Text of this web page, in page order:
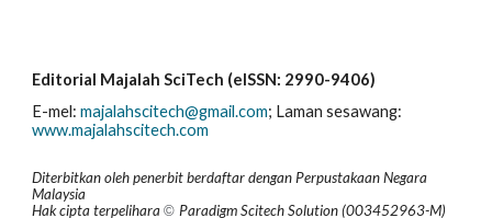
Editorial Majalah SciTech (eISSN: 2990-9406)
E-mel:majalahscitech@gmail.com; Laman sesawang:
www.majalahscitech.com
Diterbitkan oleh penerbit berdaftar dengan Perpustakaan Negara
Malaysia
Hakciptaterpelihara©Paradigm Scitech Solution (003452963-M)